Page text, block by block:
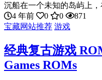
沉船在一个未知的岛屿上，
4 年前
0 0
871
宝藏网站推荐 游戏
经典复古游戏
Games ROMs